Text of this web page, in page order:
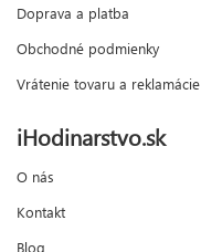
Doprava a platba
Obchodné podmienky
Vrátenie tovaru a reklamácie
iHodinarstvo.sk
O nás
Kontakt
Blog